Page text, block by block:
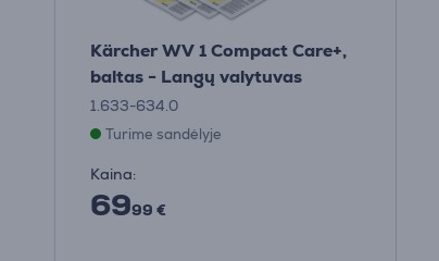
Kärcher WV 1 Compact Care+,
baltas - Langų valytuvas
1.633-634.0
Turime sandėlyje
Kaina:
6999 €